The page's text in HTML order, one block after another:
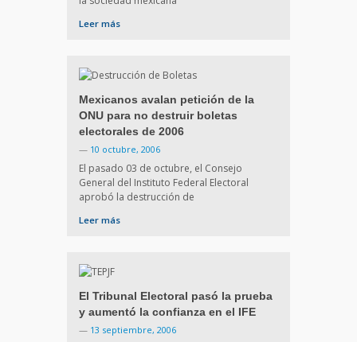
Leer más
Mexicanos avalan petición de la
ONU para no destruir boletas
electorales de 2006
— 10 octubre, 2006
El pasado 03 de octubre, el Consejo
General del Instituto Federal Electoral
aprobó la destrucción de
Leer más
El Tribunal Electoral pasó la prueba
y aumentó la confianza en el IFE
— 13 septiembre, 2006